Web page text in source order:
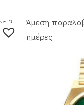
3
Άμεση
ημέρες